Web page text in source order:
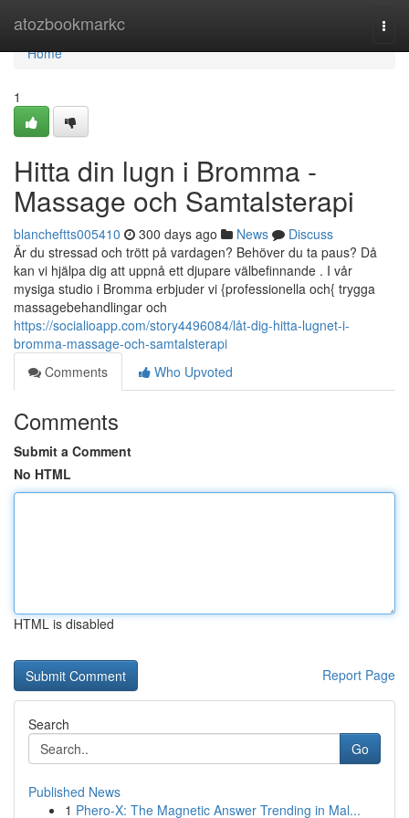
atozbookmarkc
Home
Home
1
Hitta din lugn i Bromma -
Massage och Samtalsterapi
blancheftts005410 300 days ago News
Discuss
Är du stressad och trött på vardagen? Behöver du ta paus? Då
kan vi hjälpa dig att uppnå ett djupare välbefinnande . I vår
mysiga studio i Bromma erbjuder vi {professionella och{ trygga
massagebehandlingar och
https://socialioapp.com/story4496084/låt-dig-hitta-lugnet-i-
bromma-massage-och-samtalsterapi
Comments
Who Upvoted
Comments
Submit a Comment
No HTML
HTML is disabled
Report Page
Search
Go
Published News
1 Phero-X: The Magnetic Answer Trending in Mal...